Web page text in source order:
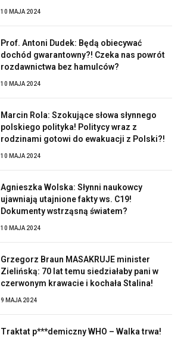
10 MAJA 2024
Prof. Antoni Dudek: Będą obiecywać
dochód gwarantowny?! Czeka nas powrót
rozdawnictwa bez hamulców?
10 MAJA 2024
Marcin Rola: Szokujące słowa słynnego
polskiego polityka! Politycy wraz z
rodzinami gotowi do ewakuacji z Polski?!
10 MAJA 2024
Agnieszka Wolska: Słynni naukowcy
ujawniają utajnione fakty ws. C19!
Dokumenty wstrząsną światem?
10 MAJA 2024
Grzegorz Braun MASAKRUJE minister
Zielińską: 70 lat temu siedziałaby pani w
czerwonym krawacie i kochała Stalina!
9 MAJA 2024
Traktat p***demiczny WHO – Walka trwa!